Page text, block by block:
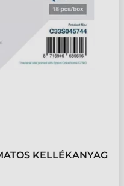
KELLÉKANYAG